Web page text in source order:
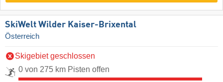
SkiWelt Wilder Kaiser-Brixental
Österreich
Skigebiet geschlossen
0 von 275 km Pisten offen